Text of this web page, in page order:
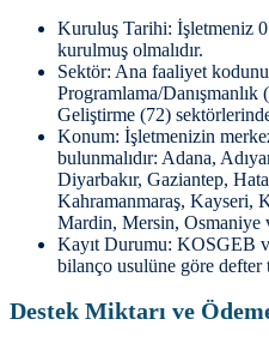
Kuruluş Tarihi: İşletmeniz
kurulmuş olmalıdır.
Sektör: Ana faaliyet
Programlama/
Geliştirme (72)
Konum: İşletmenizin
bulunmalıdır: Adana,
Diyarbakır, Gaziantep,
Kahramanmaraş, Kayseri,
Mardin, Mersin, Osmaniye
Kayıt Durumu: KOSGEB
bilanço usulüne göre defter
Destek Miktarı ve